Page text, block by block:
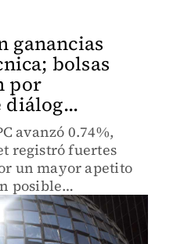
ganancias
bolsas
por
diálog...
avanzó 0.74%,
registró fuertes
un mayor apetito
posible
entre